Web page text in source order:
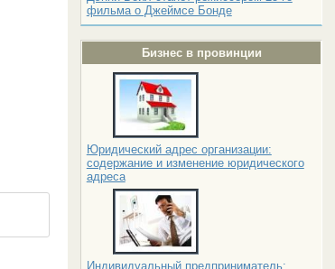
фильма о Джеймсе Бонде
Бизнес в провинции
Юридический адрес организации:
содержание и изменение юридического
адреса
Индивидуальный предприниматель: